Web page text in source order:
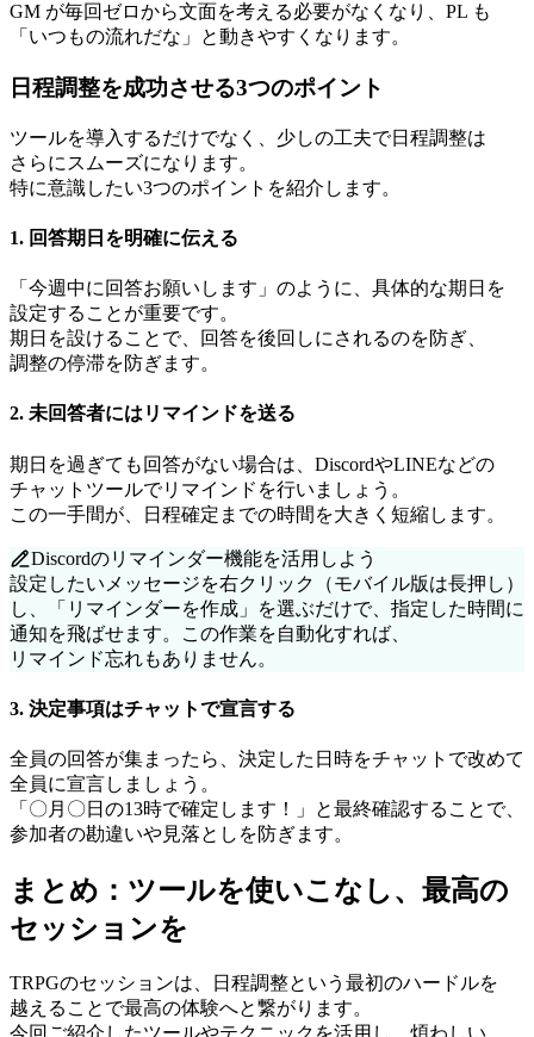
GM が毎回 ゼロから文面を考える必要がなくなり、 PL も
「いつもの流れだな」と動きやすくなります。
日程調整を成功させる3つのポイント
ツールを導入するだけでなく、 少しの工夫で日程調整は
さらに スムーズになります。
特に意識したい3つのポイントを紹介します。
1. 回答期日を明確に伝える
「今週中に 回答お願いします」のように、 具体的な期日を
設定する ことが重要です。
期日を設ける ことで、 回答を後回しに されるのを防ぎ、
調整の停滞を防ぎます。
2. 未回答者にはリマインドを送る
期日を過ぎても 回答がない場合は、 DiscordやLINEなどの
チャットツールでリマインドを行いましょう。
この一手間が、 日程確定までの時間を大きく 短縮します。
Discordのリマインダー機能を活用しよう
設定したい メッセージを右クリック （モバイル版は長押し）
し、
「リマインダーを作成」を選ぶだけで、 指定した時間に
通知を飛ばせます。 この作業を自動化すれば、
リマインド忘れもありません。
3. 決定事項はチャットで宣言する
全員の回答が集まったら、 決定した 日時をチャットで改めて
全員に宣言しましょう。
「〇月〇日の13時で確定します！」と最終確認する ことで、
参加者の勘違いや見落としを防ぎます。
まとめ：ツールを使いこなし、 最高の
セッションを
TRPGのセッションは、 日程調整と いう 最初のハードルを
越える ことで最高の体験へと繋がります。
今回ご紹介したツールやテクニックを活用し、 煩わしい